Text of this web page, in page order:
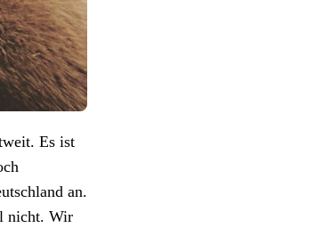
Es ist
an.
nicht. Wir